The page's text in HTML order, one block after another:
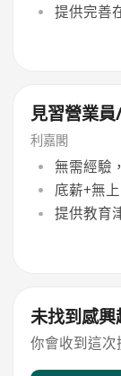
提供完善
見習營業
利嘉閣
無需經驗
底薪+無
提供教育
未找到感興
你會收到這